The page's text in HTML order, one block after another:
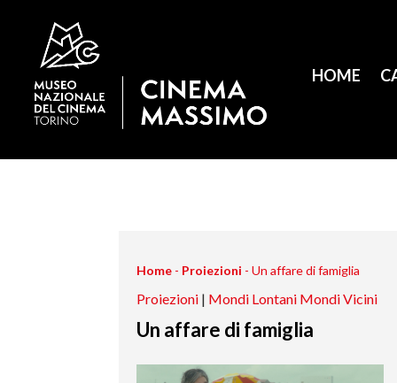
HOME
Home - Proiezioni -Un affare di famiglia
Proiezioni | Mondi Lontani Mondi Vicini
Un affare di famiglia